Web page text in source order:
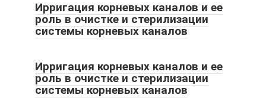
Ирригация корневых каналов и ее
роль в очистке и стерилизации
системы корневых каналов
Ирригация корневых каналов и ее
роль в очистке и стерилизации
системы корневых каналов